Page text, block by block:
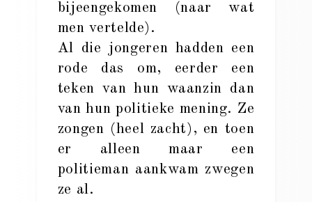
bijeengekomen (naar wat
men vertelde).
Al die jongeren hadden een
rode das om, eerder een
teken van hun waanzin dan
van hun politieke mening. Ze
zongen (heel zacht), en toen
er alleen maar een
politieman aankwam zwegen
ze al.